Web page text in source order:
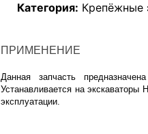
Категория: Крепёжные
ПРИМЕНЕНИЕ
Данная запчасть
Устанавливается на
эксплуатации.